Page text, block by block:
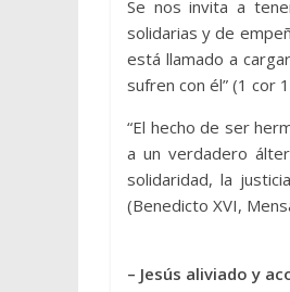
Se nos invita a
solidarias y de
está llamado a
sufren con él” (1 cor
“El hecho de ser
a un verdadero
solidaridad, la
(Benedicto XVI,
– Jesús aliviado y